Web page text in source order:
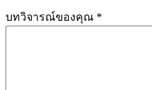
บทวิจารณ์ของคุณ *